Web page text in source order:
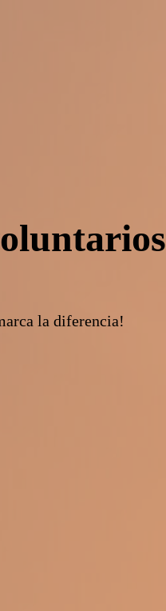
la diferencia!